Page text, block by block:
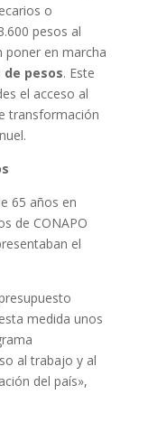
o
pesos al
poner en marcha
de pesos. Este
el acceso al
transformación
65 años en
de CONAPO
el
medida unos
al trabajo y al
del país»,